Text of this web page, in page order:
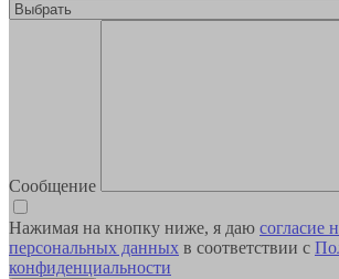
Сообщение
Нажимая на кнопку ниже, я даю согласие
персональных данных в соответствии с
конфиденциальности